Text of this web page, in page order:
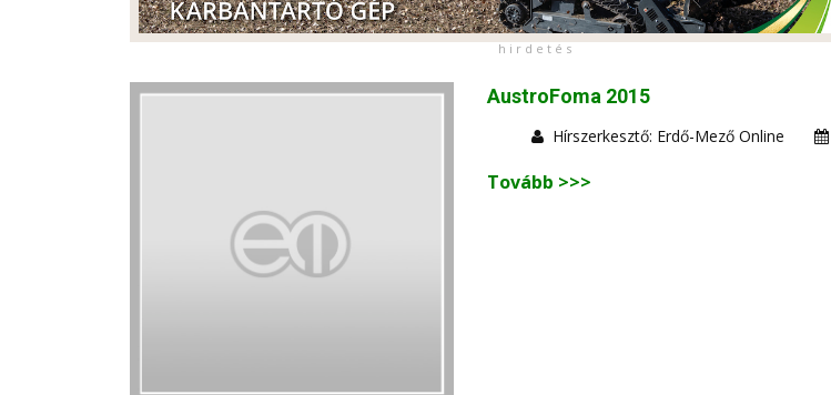
h i r d e t é s
AustroFoma 2015
Hírszerkesztő: Erdő-Mező Online
Tovább >>>